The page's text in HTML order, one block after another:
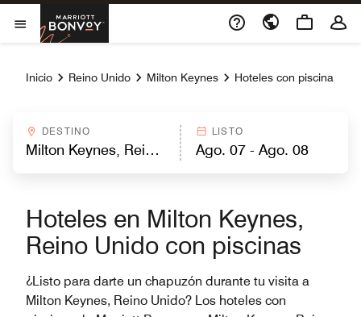
Skip to Content
Abrir el menú
Marriott Bonvoy
Inicio Reino Unido Milton Keynes Hoteles con piscina
DESTINO LISTO
Hoteles en Milton Keynes,
Reino Unido con piscinas
¿Listo para darte un chapuzón durante tu visita a
Milton Keynes, Reino Unido? Los hoteles con